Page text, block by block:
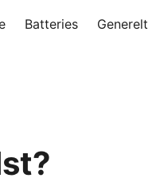
Batteries Generelt